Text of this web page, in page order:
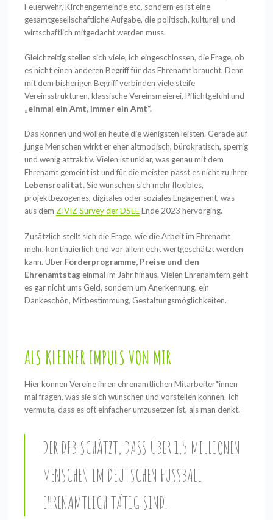
Feuerwehr, Kirchengemeinde etc, sondern es ist eine
gesamtgesellschaftliche Aufgabe, die politisch, kulturell und
wirtschaftlich mitgedacht werden muss.
Gleichzeitig stellen sich viele, ich eingeschlossen, die Frage, ob
es nicht einen anderen Begriff für das Ehrenamt braucht. Denn
mit dem bisherigen Begriff verbinden viele steife
Vereinsstrukturen, klassische Vereinsmeierei, Pflichtgefühl und
„einmal ein Amt, immer ein Amt“.
Das können und wollen heute die wenigsten leisten. Gerade auf
junge Menschen wirkt er eher altmodisch, bürokratisch, sperrig
und wenig attraktiv. Vielen ist unklar, was genau mit dem
Ehrenamt gemeint ist und für die meisten passt es nicht zu ihrer
Lebensrealität.Sie wünschen sich mehr flexibles,
projektbezogenes, digitales oder soziales Engagement, was
aus demZIVIZ Survey der DSEEEnde 2023 hervorging.
Zusätzlich stellt sich die Frage, wie die Arbeit im Ehrenamt
mehr, kontinuierlich und vor allem echt wertgeschätzt werden
kann. Über Förderprogramme, Preise und den
Ehrenamtstag einmalim Jahr hinaus. Vielen Ehrenämtern geht
es gar nicht ums Geld, sondern um Anerkennung, ein
Dankeschön, Mitbestimmung, Gestaltungsmöglichkeiten.
ALS KLEINER IMPULS VON MIR
Hier können Vereine ihren ehrenamtlichen Mitarbeiter*innen
mal fragen, was sie sich wünschen und vorstellen können. Ich
vermute, dass es oft einfacher umzusetzen ist, als man denkt.
DER DFB SCHÄTZT, DASS ÜBER 1,5 MILLIONEN
MENSCHEN IM DEUTSCHEN FUSSBALL E
HRENAMTLICH TÄTIG SIND.